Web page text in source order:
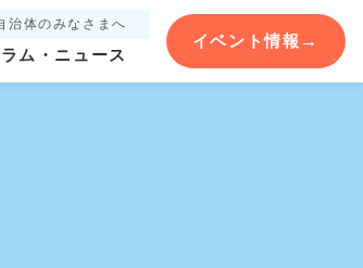
治体のみなさまへ
ム・ニュース
イベント情報 →